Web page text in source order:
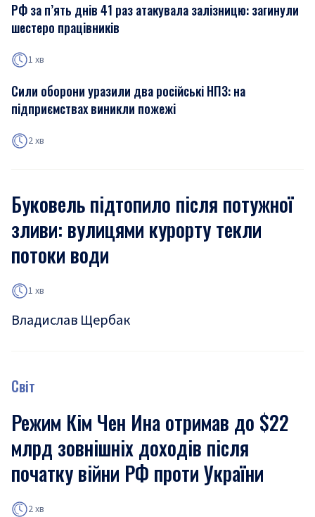
РФ за п’ять днів 41 раз атакувала залізницю: загинули
шестеро працівників
1 хв
Сили оборони уразили два російські НПЗ: на
підприємствах виникли пожежі
2 хв
Буковель підтопило після потужної
зливи: вулицями курорту текли
потоки води
1 хв
Владислав Щербак
Світ
Режим Кім Чен Ина отримав до $22
млрд зовнішніх доходів після
початку війни РФ проти України
2 хв